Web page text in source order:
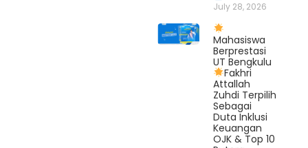
July 28, 2026
Mahasiswa
Berprestasi
UT Bengkulu
Fakhri
Attallah
Zuhdi Terpilih
Sebagai
Duta Inklusi
Keuangan
OJK & Top 10